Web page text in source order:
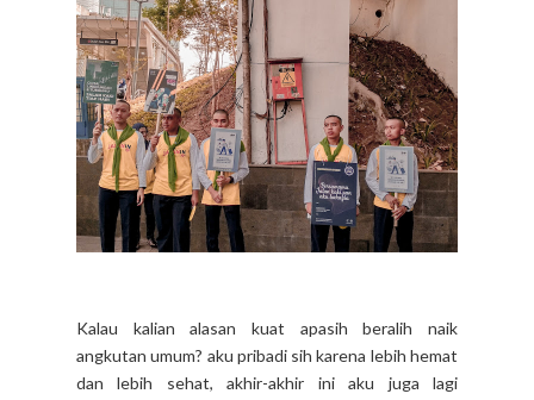
Kalau kalian alasan kuat apasih beralih naik
angkutan umum? aku pribadi sih karena lebih hemat
dan lebih sehat, akhir-akhir ini aku juga lagi